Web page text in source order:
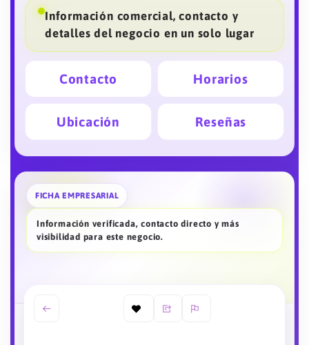
Información comercial, contacto y
detalles del negocio en un solo lugar
Contacto Horarios
Ubicación Reseñas
FICHA EMPRESARIAL
Información verificada, contacto directo y más
visibilidad para este negocio.